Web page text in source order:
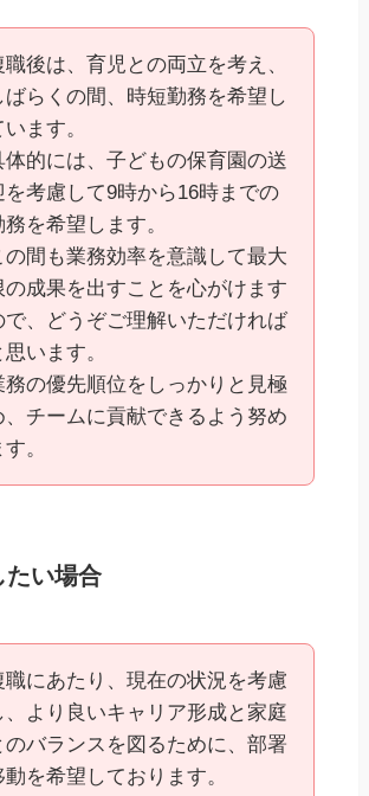
職後は、育児との両立を考え、
ばらくの間、時短勤務を希望し
います。
体的には、子どもの保育園の送
を考慮して9時から16時までの
務を希望します。
の間も業務効率を意識して最大
の成果を出すことを心がけます
で、どうぞご理解いただければ
思います。
務の優先順位をしっかりと見極
、チームに貢献できるよう努め
す。
たい場合
職にあたり、現在の状況を考慮
、より良いキャリア形成と家庭
のバランスを図るために、部署
動を希望しております。